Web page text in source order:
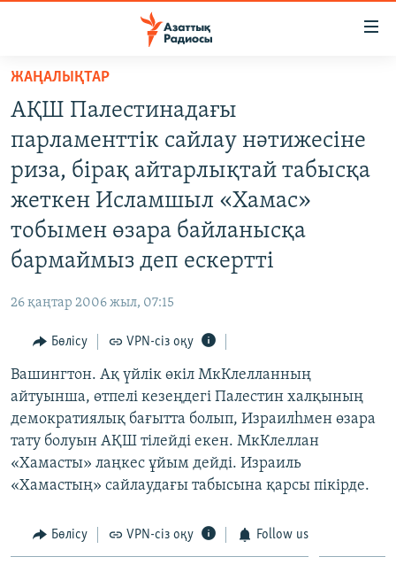
Skip
main
content
to
main
Navigation
Skip
to
САЯСАТ
AZATTYQTV
ҚАҢТАР ОҚИҒАСЫ
АДАМ ҚҰҚЫҚТАРЫ
ӘЛЕУМЕТ
Русский
Басқа тілдерде
ЖАҢАЛЫҚТАР
АҚШ Палестинадағы
парламенттік сайлау нәтижесіне
риза, бірақ айтарлықтай табысқа
жеткен Исламшыл «Хамас»
тобымен өзара байланысқа
бармаймыз деп ескертті
26 қаңтар 2006 жыл, 07:15
Бөлісу VPN-сіз оқу
Вашингтон. Ақ үйлік өкіл МкКлелланның
айтуынша, өтпелі кезеңдегі Палестин халқының
демократиялық бағытта болып, Израилһмен өзара
тату болуын АҚШ тілейді екен. МкКлеллан
«Хамасты» лаңкес ұйым дейді. Израиль
«Хамастың» сайлаудағы табысына қарсы пікірде.
Бөлісу VPN-сіз оқу Follow us